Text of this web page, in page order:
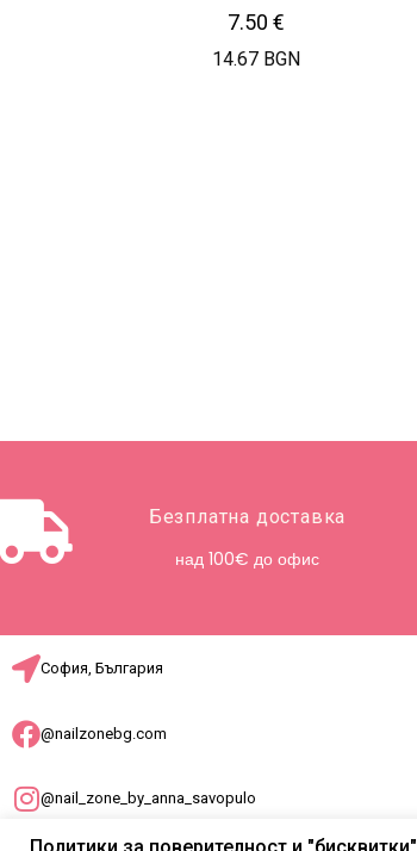
7.50€
14.67 BGN
Безплатна доставка
над 100€ до офис
София, България
@nailzonebg.com
@nail_zone_by_anna_savopulo